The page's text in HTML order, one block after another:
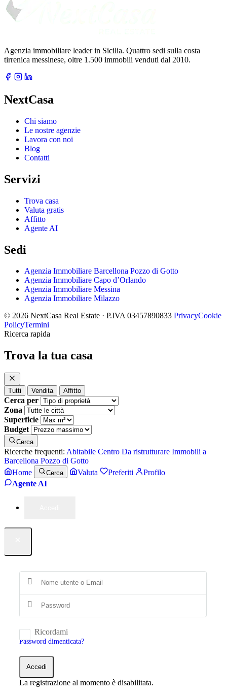
Agenzia immobiliare leader in Sicilia. Quattro sedi sulla costa
tirrenica messinese, oltre 1.500 immobili venduti dal 2010.
NextCasa
Chi siamo
Le nostre agenzie
Lavora con noi
Blog
Contatti
Servizi
Trova casa
Valuta gratis
Affitto
Agente AI
Sedi
Agenzia Immobiliare Barcellona Pozzo di Gotto
Agenzia Immobiliare Capo d’Orlando
Agenzia Immobiliare Messina
Agenzia Immobiliare Milazzo
© 2026 NextCasa Real Estate · P.IVA 03457890833 PrivacyCookie
PolicyTermini
Ricerca rapida
Trova la tua casa
Tutti Vendita Affitto
Cerca per
Zona
Superficie
Budget
Cerca
Ricerche frequenti: Abitabile Centro Da ristrutturare Immobili a
Barcellona Pozzo di Gotto
Home
Cerca Valuta Preferiti
Profilo
Agente AI
Ricordami
Password dimenticata?
Accedi
La registrazione al momento è disabilitata.